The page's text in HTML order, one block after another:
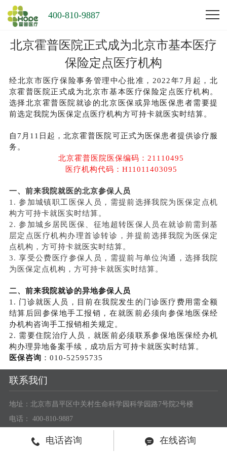
400-810-9887
北京霍普医院正式成为北京市基本医疗
保险定点医疗机构
经北京市医疗保险事务管理中心批准，2022年7月起，北
京霍普医院正式成为北京市基本医疗保险定点医疗机构。
选择北京霍普医院就诊的北京医保或异地医保患者需要提
前选定我院为医保定点医疗机构方可持卡就医实时结算。
自7月11日起，北京霍普医院可正式为医保患者提供诊疗服
务。
北京霍普医院医保编码：21110495
医疗机构代码：H11011403095
一、前来我院就医的北京参保人员
1. 参加城镇职工医保人员，需提前选择我院为医保定点机
构方可持卡就医实时结算。
2. 参加城乡居民医保、征地超转医保人员在就诊前需到基
层定点医疗机构办理首诊转诊，并提前选择我院为医保定
点机构，方可持卡就医实时结算。
3. 享受公费医疗参保人员，需提前与单位沟通，选择我院
为医保定点机构，方可持卡就医实时结算。
二、前来我院就诊的异地参保人员
1. 门诊就医人员，目前在我院发生的门诊医疗费用需全额
结算后回参保地手工报销，在就医前必须向参保地医保经
办机构咨询手工报销相关规定。
2. 需要住院治疗人员，就医前必须联系参保地医保经办机
构办理异地备案手续，成功后方可持卡就医实时结算。
医保咨询 ：010-52595735
联系我们
地址：北京市昌平区中关村生命科学园科学园路7号院2号楼
电话： 400-810-9887
邮箱：hpyy@hopemedcare.com
电话咨询 在线咨询